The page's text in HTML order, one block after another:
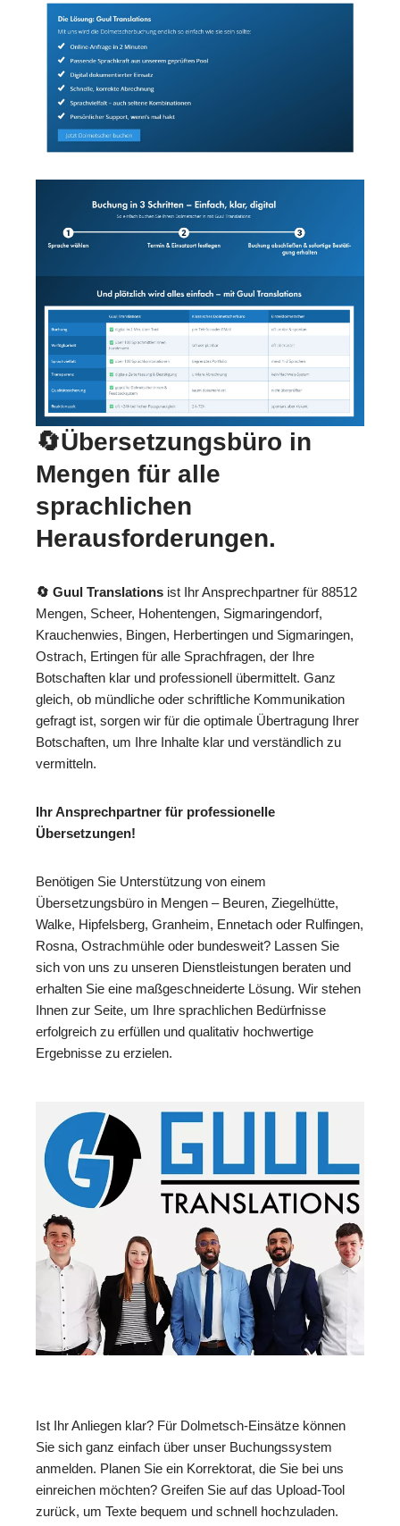
🔄Übersetzungsbüro in
Mengen für alle
sprachlichen
Herausforderungen.
🔄 Guul Translations ist Ihr Ansprechpartner für 88512
Mengen, Scheer, Hohentengen, Sigmaringendorf,
Krauchenwies, Bingen, Herbertingen und Sigmaringen,
Ostrach, Ertingen für alle Sprachfragen, der Ihre
Botschaften klar und professionell übermittelt. Ganz
gleich, ob mündliche oder schriftliche Kommunikation
gefragt ist, sorgen wir für die optimale Übertragung Ihrer
Botschaften, um Ihre Inhalte klar und verständlich zu
vermitteln.
Ihr Ansprechpartner für professionelle
Übersetzungen!
Benötigen Sie Unterstützung von einem
Übersetzungsbüro in Mengen – Beuren, Ziegelhütte,
Walke, Hipfelsberg, Granheim, Ennetach oder Rulfingen,
Rosna, Ostrachmühle oder bundesweit? Lassen Sie
sich von uns zu unseren Dienstleistungen beraten und
erhalten Sie eine maßgeschneiderte Lösung. Wir stehen
Ihnen zur Seite, um Ihre sprachlichen Bedürfnisse
erfolgreich zu erfüllen und qualitativ hochwertige
Ergebnisse zu erzielen.
Ist Ihr Anliegen klar? Für Dolmetsch-Einsätze können
Sie sich ganz einfach über unser Buchungssystem
anmelden. Planen Sie ein Korrektorat, die Sie bei uns
einreichen möchten? Greifen Sie auf das Upload-Tool
zurück, um Texte bequem und schnell hochzuladen.